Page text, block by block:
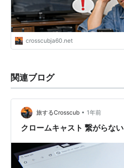
crosscubja60.net
関連ブログ
旅するCrosscub • 1年前
クロームキャスト 繋がらない